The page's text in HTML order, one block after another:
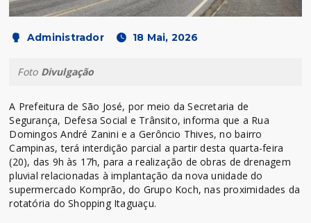
Administrador 18 Mai, 2026
Foto Divulgação
A Prefeitura de São José, por meio da Secretaria de
Segurança, Defesa Social e Trânsito, informa que a Rua
Domingos André Zanini e a Gerôncio Thives, no bairro
Campinas, terá interdição parcial a partir desta quarta-feira
(20), das 9h às 17h, para a realização de obras de drenagem
pluvial relacionadas à implantação da nova unidade do
supermercado Komprão, do Grupo Koch, nas proximidades da
rotatória do Shopping Itaguaçu.